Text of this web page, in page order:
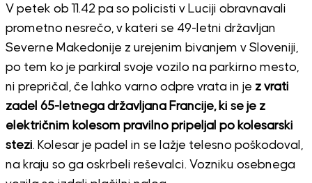
V petek ob 11.42 pa so policisti v Luciji obravnavali
prometno nesrečo, v kateri se 49-letni državljan
Severne Makedonije z urejenim bivanjem v Sloveniji,
po tem ko je parkiral svoje vozilo na parkirno mesto,
ni prepričal, če lahko varno odpre vrata in je z vrati
zadel 65-letnega državljana Francije, ki se je z
električnim kolesom pravilno pripeljal po kolesarski
stezi. Kolesar je padel in se lažje telesno poškodoval,
na kraju so ga oskrbeli reševalci. Vozniku osebnega